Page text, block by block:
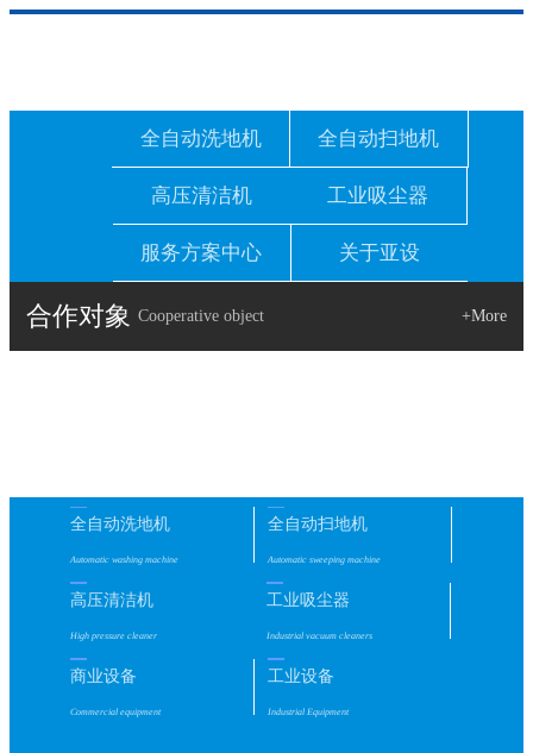
全自动洗地机 全自动扫地机
高压清洁机 工业吸尘器
服务方案中心 关于亚设
合作对象 Cooperative object +More
全自动洗地机
Automatic washing machine
全自动扫地机
Automatic sweeping machine
高压清洁机
High pressure cleaner
工业吸尘器
Industrial vacuum cleaners
商业设备
Commercial equipment
工业设备
Industrial Equipment